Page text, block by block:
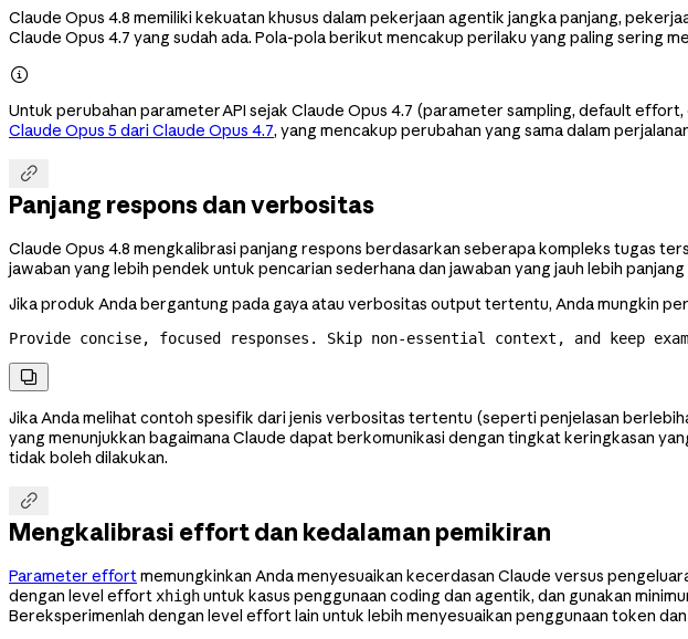
Claude Opus 4.8 memiliki kekuatan khusus dalam pekerjaan agentik jangka panjang,
Claude Opus 4.7 yang sudah ada. Pola-pola berikut mencakup perilaku yang paling sering

Untuk perubahan parameter API sejak Claude Opus 4.7 (parameter sampling, default
Claude Opus 5 dari Claude Opus 4.7, yang mencakup perubahan yang sama dalam

Panjang respons dan verbositas
Claude Opus 4.8 mengkalibrasi panjang respons berdasarkan seberapa kompleks tugas
jawaban yang lebih pendek untuk pencarian sederhana dan jawaban yang jauh lebih
Jika produk Anda bergantung pada gaya atau verbositas output tertentu, Anda mungkin
Provide concise, focused responses. Skip non-essential context, and keep

Jika Anda melihat contoh spesifik dari jenis verbositas tertentu (seperti penjelasan
yang menunjukkan bagaimana Claude dapat berkomunikasi dengan tingkat keringkasan
tidak boleh dilakukan.

Mengkalibrasi effort dan kedalaman pemikiran
Parameter effort memungkinkan Anda menyesuaikan kecerdasan Claude versus
dengan level effort xhighuntuk kasus penggunaan coding dan agentik, dan gunakan
Bereksperimenlah dengan level effort lain untuk lebih menyesuaikan penggunaan token